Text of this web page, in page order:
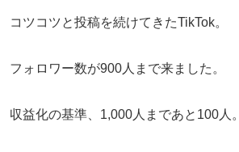
コツコツと投稿を続けてきたTikTok。
フォロワー数が900人まで来ました。
収益化の基準、1,000人まであと100人。